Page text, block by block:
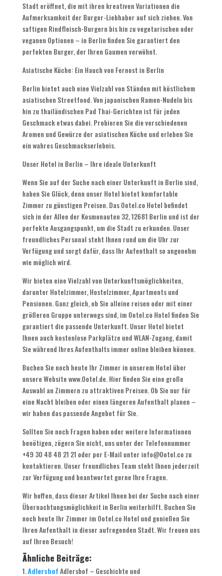
Stadt eröffnet, die mit ihren kreativen Variationen die
Aufmerksamkeit der Burger-Liebhaber auf sich ziehen. Von
saftigen Rindfleisch-Burgern bis hin zu vegetarischen oder
veganen Optionen – in Berlin finden Sie garantiert den
perfekten Burger, der Ihren Gaumen verwöhnt.
Asiatische Küche: Ein Hauch von Fernost in Berlin
Berlin bietet auch eine Vielzahl von Ständen mit köstlichem
asiatischen Streetfood. Von japanischen Ramen-Nudeln bis
hin zu thailändischen Pad Thai-Gerichten ist für jeden
Geschmack etwas dabei. Probieren Sie die verschiedenen
Aromen und Gewürze der asiatischen Küche und erleben Sie
ein wahres Geschmackserlebnis.
Unser Hotel in Berlin – Ihre ideale Unterkunft
Wenn Sie auf der Suche nach einer Unterkunft in Berlin sind,
haben Sie Glück, denn unser Hotel bietet komfortable
Zimmer zu günstigen Preisen. Das Ootel.co Hotel befindet
sich in der Allee der Kosmonauten 32, 12681 Berlin und ist der
perfekte Ausgangspunkt, um die Stadt zu erkunden. Unser
freundliches Personal steht Ihnen rund um die Uhr zur
Verfügung und sorgt dafür, dass Ihr Aufenthalt so angenehm
wie möglich wird.
Wir bieten eine Vielzahl von Unterkunftsmöglichkeiten,
darunter Hotelzimmer, Hostelzimmer, Apartments und
Pensionen. Ganz gleich, ob Sie alleine reisen oder mit einer
größeren Gruppe unterwegs sind, im Ootel.co Hotel finden Sie
garantiert die passende Unterkunft. Unser Hotel bietet
Ihnen auch kostenlose Parkplätze und WLAN-Zugang, damit
Sie während Ihres Aufenthalts immer online bleiben können.
Buchen Sie noch heute Ihr Zimmer in unserem Hotel über
unsere Website www.Ootel.de. Hier finden Sie eine große
Auswahl an Zimmern zu attraktiven Preisen. Ob Sie nur für
eine Nacht bleiben oder einen längeren Aufenthalt planen –
wir haben das passende Angebot für Sie.
Sollten Sie noch Fragen haben oder weitere Informationen
benötigen, zögern Sie nicht, uns unter der Telefonnummer
+49 30 48 48 21 21 oder per E-Mail unter info@Ootel.co zu
kontaktieren. Unser freundliches Team steht Ihnen jederzeit
zur Verfügung und beantwortet gerne Ihre Fragen.
Wir hoffen, dass dieser Artikel Ihnen bei der Suche nach einer
Übernachtungsmöglichkeit in Berlin weiterhilft. Buchen Sie
noch heute Ihr Zimmer im Ootel.co Hotel und genießen Sie
Ihren Aufenthalt in dieser aufregenden Stadt. Wir freuen uns
auf Ihren Besuch!
Ähnliche Beiträge:
AdlershofAdlershof – Geschichte und